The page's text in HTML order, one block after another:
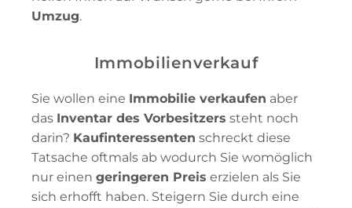
Umzug.
Immobilienverkauf
Sie wollen eine Immobilie verkaufen aber
das Inventar des Vorbesitzers steht noch
darin? Kaufinteressenten schreckt diese
Tatsache oftmals ab wodurch Sie womöglich
nur einen geringeren Preis erzielen als Sie
sich erhofft haben. Steigern Sie durch eine